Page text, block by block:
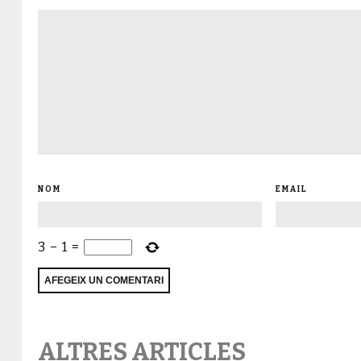
NOM EMAIL
3 − 1 =
ALTRES ARTICLES